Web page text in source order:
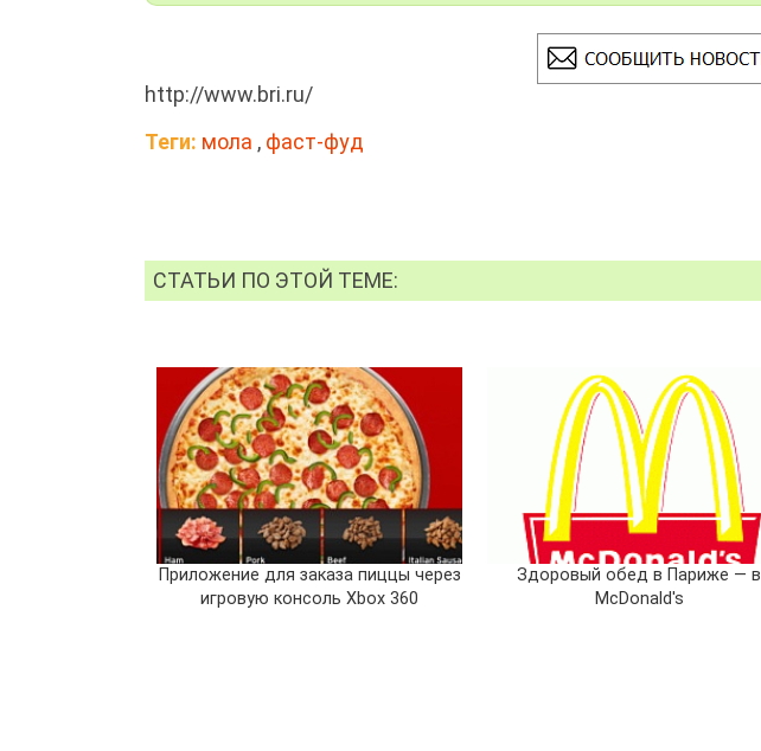
http://www.bri.ru/
Теги: мола , фаст-фуд
СТАТЬИ ПО ЭТОЙ ТЕМЕ:
Приложение для заказа пиццы через
игровую консоль Xbox 360
Здоровый обед в Париже — в
McDonald's